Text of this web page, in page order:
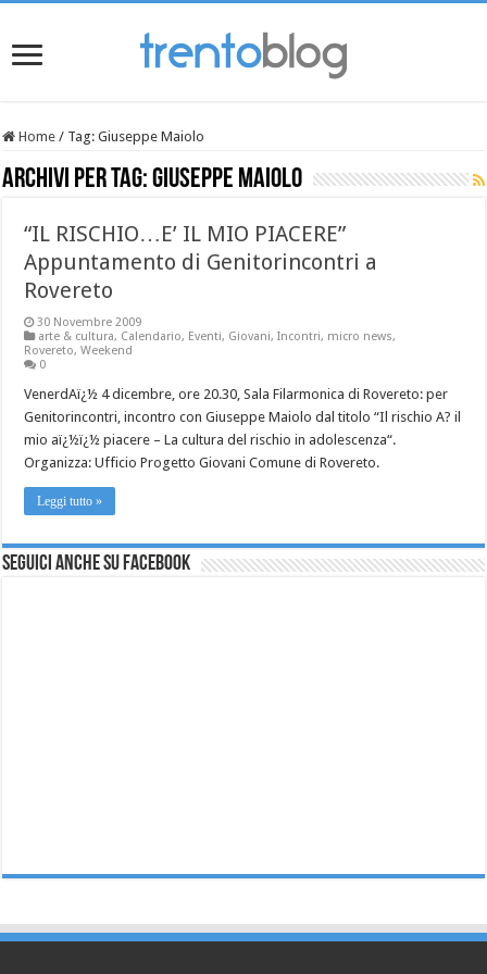
Home / Tag:Giuseppe Maiolo
Archivi per tag:Giuseppe Maiolo
“IL RISCHIO…E’ IL MIO PIACERE”
Appuntamento di Genitorincontri a
Rovereto
30 Novembre 2009
arte & cultura, Calendario, Eventi, Giovani,Incontri, micro news,
Rovereto,Weekend
0
VenerdAï¿½ 4 dicembre, ore 20.30, Sala Filarmonica di Rovereto: per
Genitorincontri, incontro con Giuseppe Maiolo dal titolo “Il rischio A? il
mio aï¿½ï¿½ piacere – La cultura del rischio in adolescenza“.
Organizza: Ufficio Progetto Giovani Comune di Rovereto.
Leggi tutto »
Seguici anche su Facebook